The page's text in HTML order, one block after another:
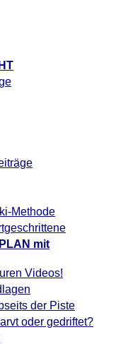
Methode
mit
Videos!
der Piste
oder gedriftet?